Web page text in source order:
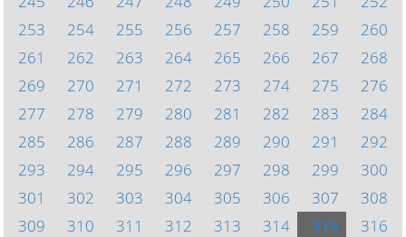
253
254 255 256 257 258 259
260
261
262 263 264 265 266 267
268
269
270 271 272 273 274 275
276
277
278 279 280 281 282 283
284
285
286 287 288 289 290 291
292
293
294 295 296 297 298 299
300
301
302 303 304 305 306 307
308
309
310 311 312 313 314 315
316